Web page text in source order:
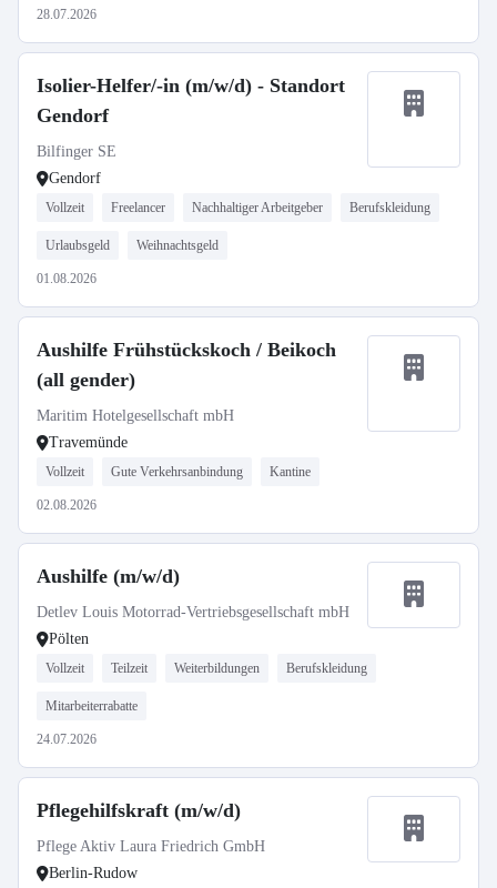
28.07.2026
Isolier-Helfer/-in (m/w/d) - Standort
Gendorf
Bilfinger SE
Gendorf
Vollzeit Freelancer Nachhaltiger Arbeitgeber Berufskleidung
Urlaubsgeld Weihnachtsgeld
01.08.2026
Aushilfe Frühstückskoch / Beikoch
(all gender)
Maritim Hotelgesellschaft mbH
Travemünde
Vollzeit Gute Verkehrsanbindung Kantine
02.08.2026
Aushilfe (m/w/d)
Detlev Louis Motorrad-Vertriebsgesellschaft mbH
Pölten
Vollzeit Teilzeit Weiterbildungen Berufskleidung
Mitarbeiterrabatte
24.07.2026
Pflegehilfskraft (m/w/d)
Pflege Aktiv Laura Friedrich GmbH
Berlin-Rudow